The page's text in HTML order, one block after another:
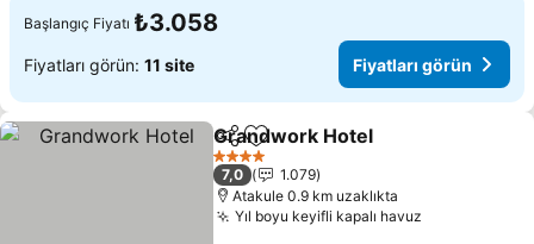
Başlangıç Fiyatı ₺3.058
Fiyatları görün: 11 site Fiyatları görün
PaylaşFavorilerime ekle
Grandwork Hotel
4 Yıldız
7,0
1.079
Atakule 0.9 km uzaklıkta
Yıl boyu keyifli kapalı havuz